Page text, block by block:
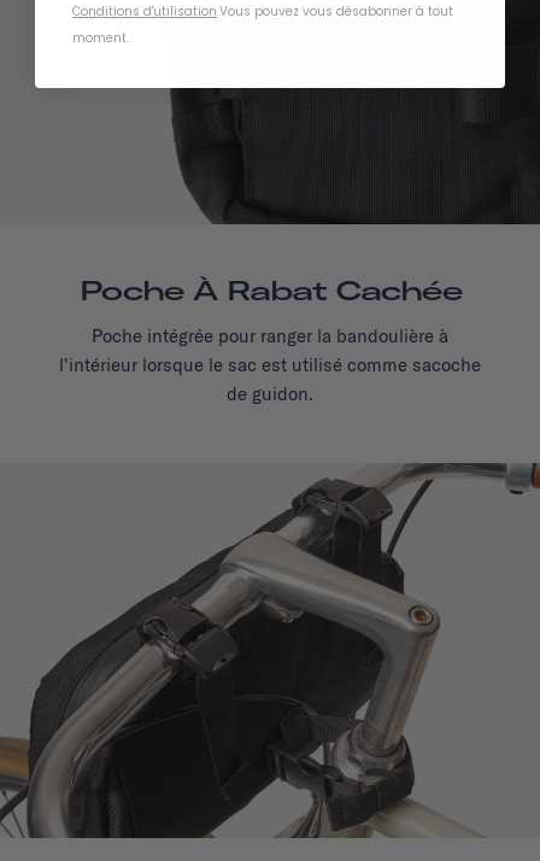
Poche À Rabat Cachée
Poche intégrée pour ranger la bandoulière à
l'intérieur lorsque le sac est utilisé comme sacoche
de guidon.
Conditions d'utilisation.Vous pouvez vous désabonner à tout
moment.